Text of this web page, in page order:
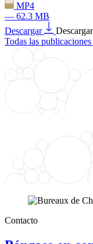
MP4
— 62.3 MB
Descargar
Descargar
Todas las publicaciones
Contacto